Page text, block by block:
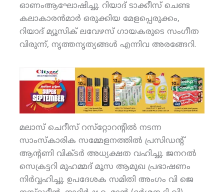
ഓണംആഘോഷിച്ചു. റിയാദ് ടാക്കീസ് ചെണ്ട
കലാകാരന്‍മാര്‍ ഒരുക്കിയ മേളപ്പെരുക്കം,
റിയാദ് മ്യൂസിക് ലവേഴസ് ഗായകരുടെ സംഗീത
വിരുന്ന്, നൃത്തനൃത്യങ്ങള്‍ എന്നിവ അരങ്ങേറി.
മലാസ് ചെറീസ് റസ്‌റ്റോറന്റില്‍ നടന്ന
സാംസ്‌കാരിക സമ്മേളനത്തില്‍ പ്രസിഡന്റ്
ആന്റണി വിക്ടര്‍ അധ്യക്ഷത വഹിച്ചു. ജനറല്‍
സെക്രട്ടറി മുഹമ്മദ് മൂസ ആമുഖ പ്രഭാഷണം
നിര്‍വ്വഹിച്ചു. ഉപദേശക സമിതി അംഗം വി ജെ